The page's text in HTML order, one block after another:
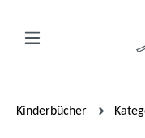
Kinderbücher